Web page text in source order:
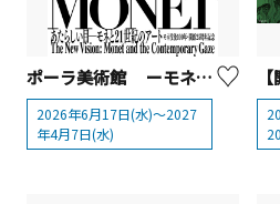
ポーラ美術館 ーモネ没後100年・開館25周年記念『あたらしい目ーモネと21世紀のアート』展
2026年6月17日(水)～2027
年4月7日(水)